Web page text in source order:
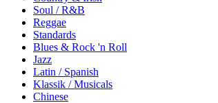
Soul / R&B
Reggae
Standards
Blues & Rock 'n Roll
Jazz
Latin / Spanish
Klassik / Musicals
Chinese